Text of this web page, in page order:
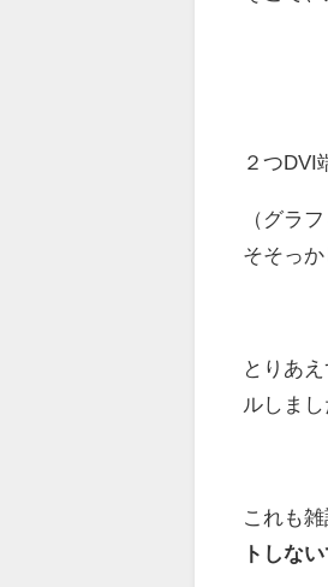
２つDVI
（グラ
そそっか
とりあ
ルしまし
これも
トしな